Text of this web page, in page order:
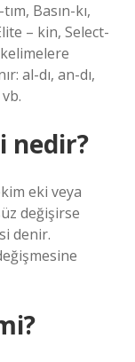
Basın-kı,
– kin, Select-
al-dı, an-dı,
nedir?
eki veya
değişirse
denir.